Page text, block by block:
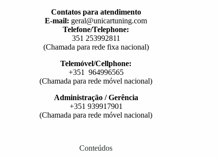
Contatos para atendimento
E-mail: geral@unicartuning.com
Telefone/Telephone:
351 253992811
(Chamada para rede fixa nacional)
Telemóvel/Cellphone:
+351 964996565
(Chamada para rede móvel nacional)
Administração / Gerência
+351 939917901
(Chamada para rede móvel nacional)
Conteúdos